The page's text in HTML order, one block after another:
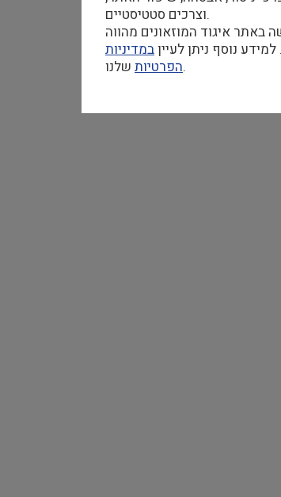
וצרכים סטטיסטיים.
באתר איגוד המוזאונים מהווה
נוסף ניתן לעייןבמדיניות
הפרטיותשלנו.